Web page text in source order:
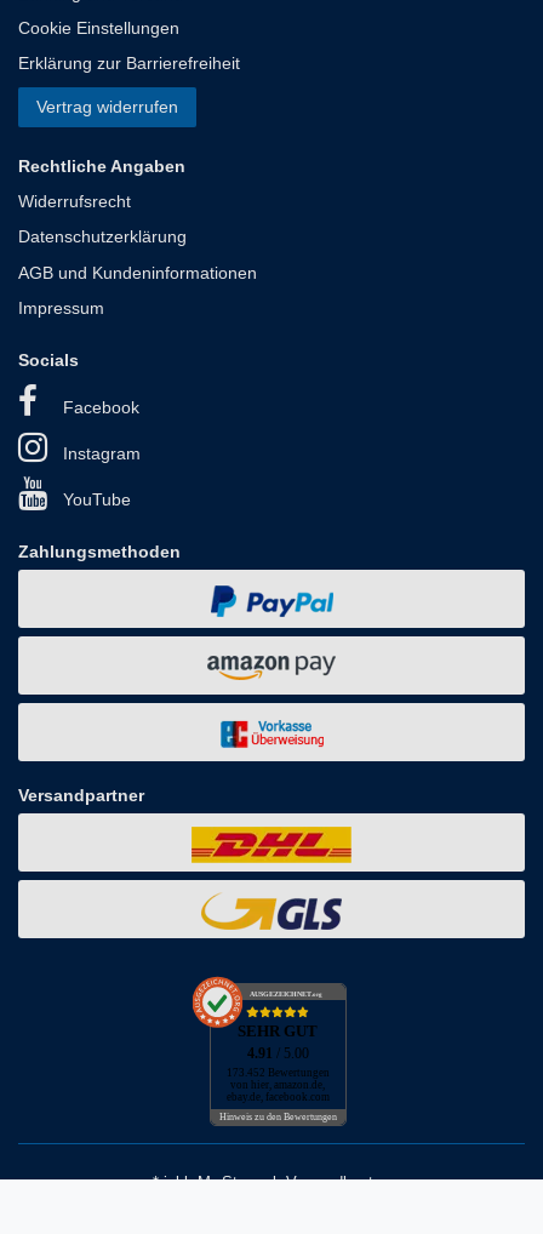
Cookie Einstellungen
Erklärung zur Barrierefreiheit
Vertrag widerrufen
Rechtliche Angaben
Widerrufsrecht
Datenschutzerklärung
AGB und Kundeninformationen
Impressum
Socials
Facebook
Instagram
YouTube
Zahlungsmethoden
Versandpartner
AUSGEZEICHNET.org
SEHR GUT
4.91 / 5.00
173.452 Bewertungen
von hier, amazon.de,
ebay.de, facebook.com
Hinweis zu den Bewertungen
* inkl. MwSt. zzgl. Versandkosten